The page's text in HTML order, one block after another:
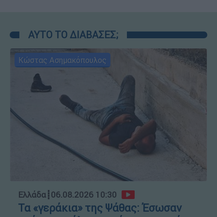
ΑΥΤΟ ΤΟ ΔΙΑΒΑΣΕΣ;
Κώστας Ασημακόπουλος
Ελλάδα┋06.08.2026 10:30
Τα «γεράκια» της Ψάθας: Έσωσαν